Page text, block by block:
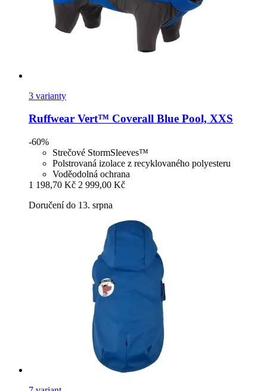
3 varianty
Ruffwear Vert™ Coverall Blue Pool, XXS
-60%
Strečové StormSleeves™
Polstrovaná izolace z recyklovaného polyesteru
Voděodolná ochrana
1 198,70 Kč 2 999,00 Kč
Doručení do 13. srpna